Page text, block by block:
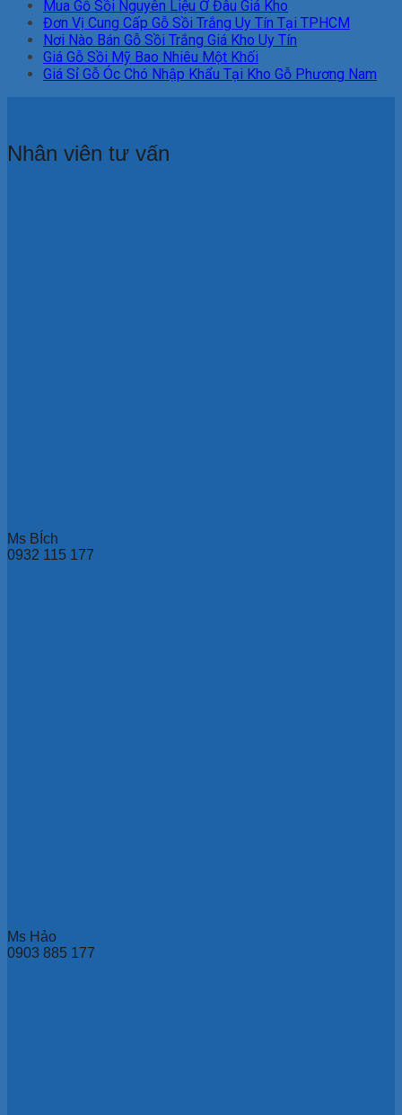
Mua Gỗ Sồi Nguyên Liệu Ở Đâu Giá Kho
Đơn Vị Cung Cấp Gỗ Sồi Trắng Uy Tín Tại TPHCM
Nơi Nào Bán Gỗ Sồi Trắng Giá Kho Uy Tín
Giá Gỗ Sồi Mỹ Bao Nhiêu Một Khối
Giá Sỉ Gỗ Óc Chó Nhập Khẩu Tại Kho Gỗ Phương Nam
Nhân viên tư vấn
Ms BÍch
0932 115 177
Ms Hảo
0903 885 177